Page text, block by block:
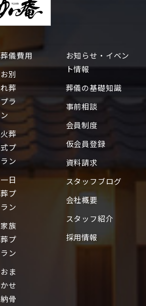
葬儀費用
お別
れ葬
プラ
ン
火葬
式プ
ラン
一日
葬プ
ラン
家族
葬プ
ラン
おま
かせ
納骨
お知らせ・イベン
ト情報
葬儀の基礎知識
事前相談
会員制度
仮会員登録
資料請求
スタッフブログ
会社概要
スタッフ紹介
採用情報